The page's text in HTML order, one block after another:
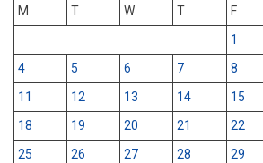
M
T W T F
1
4
5 6 7 8
11
12 13 14 15
18
19 20 21 22
25
26 27 28 29